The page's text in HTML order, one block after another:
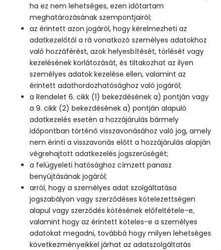
ha ez nem lehetséges, ezen időtartam
meghatározásának szempontjairól;
az érintett azon jogáról, hogy kérelmezheti az
adatkezelőtől a rá vonatkozó személyes adatokhoz
való hozzáférést, azok helyesbítését, törlését vagy
kezelésének korlátozását, és tiltakozhat az ilyen
személyes adatok kezelése ellen, valamint az
érintett adathordozhatósághoz való jogáról;
a Rendelet 6. cikk (1) bekezdésének a) pontján vagy
a 9. cikk (2) bekezdésének a) pontján alapuló
adatkezelés esetén a hozzájárulás bármely
időpontban történő visszavonásához való jog, amely
nem érinti a visszavonás előtt a hozzájárulás alapján
végrehajtott adatkezelés jogszerűségét;
a felügyeleti hatósághoz címzett panasz
benyújtásának jogáról;
arról, hogy a személyes adat szolgáltatása
jogszabályon vagy szerződéses kötelezettségen
alapul vagy szerződés kötésének előfeltétele-e,
valamint hogy az érintett köteles-e a személyes
adatokat megadni, továbbá hogy milyen lehetséges
következményeikkel járhat az adatszolgáltatás